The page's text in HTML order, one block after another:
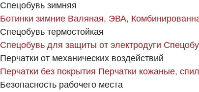
Спецобувь зимняя
Ботинки зимние Валяная, ЭВА,
Спецобувь термостойкая
Спецобувь для защиты от электродуги
Перчатки от механических воздействий
Перчатки без покрытия Перчатки кожаные,
Безопасность рабочего места